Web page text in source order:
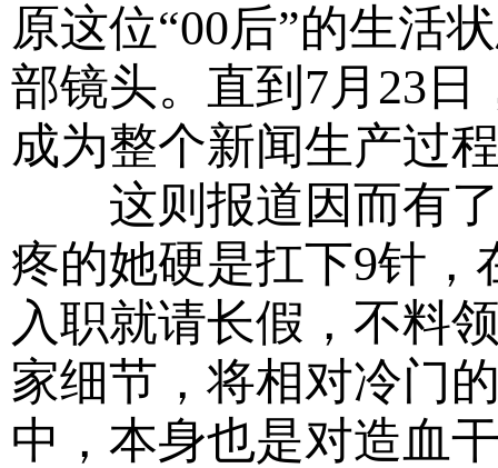
原这位“00后”的生活
部镜头。直到7月23
成为整个新闻生产过
这则报道因而有了
疼的她硬是扛下9针
入职就请长假，不料
家细节，将相对冷门
中，本身也是对造血